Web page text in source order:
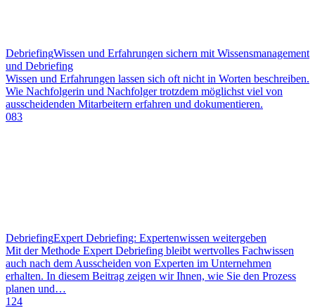
DebriefingWissen und Erfahrungen sichern mit Wissensmanagement
und Debriefing
Wissen und Erfahrungen lassen sich oft nicht in Worten beschreiben.
Wie Nachfolgerin und Nachfolger trotzdem möglichst viel von
ausscheidenden Mitarbeitern erfahren und dokumentieren.
083
DebriefingExpert Debriefing: Expertenwissen weitergeben
Mit der Methode Expert Debriefing bleibt wertvolles Fachwissen
auch nach dem Ausscheiden von Experten im Unternehmen
erhalten. In diesem Beitrag zeigen wir Ihnen, wie Sie den Prozess
planen und…
124